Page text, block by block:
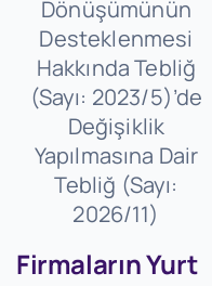
Firmaların Yurt